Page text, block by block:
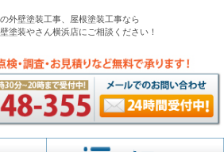
外壁塗装工事、屋根塗装工事なら
塗装やさん横浜店にご相談ください！